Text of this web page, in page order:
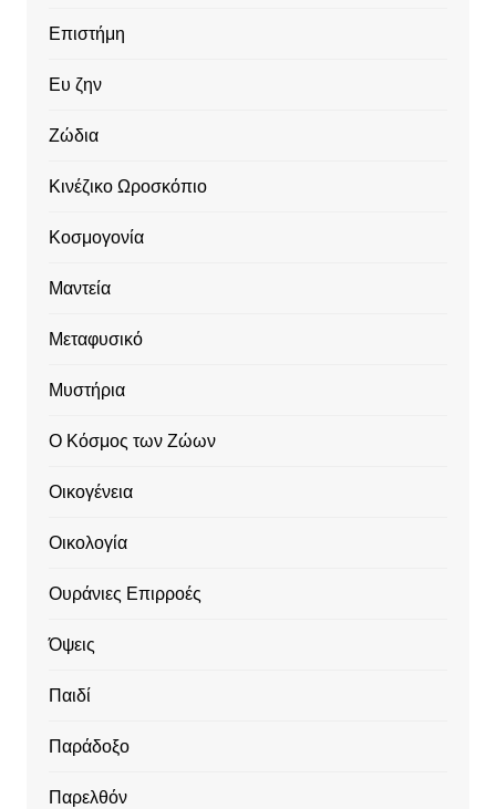
Επιστήμη
Ευ ζην
Ζώδια
Κινέζικο Ωροσκόπιο
Κοσμογονία
Μαντεία
Μεταφυσικό
Μυστήρια
Ο Κόσμος των Ζώων
Οικογένεια
Οικολογία
Ουράνιες Επιρροές
Όψεις
Παιδί
Παράδοξο
Παρελθόν